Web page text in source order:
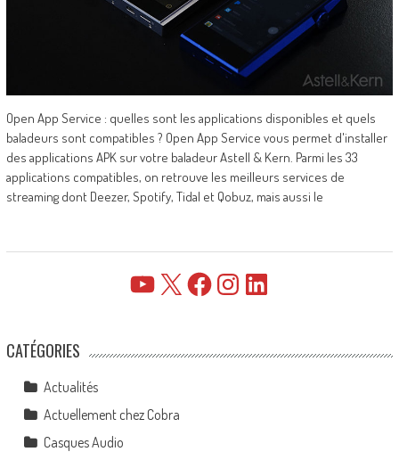
Open App Service : quelles sont les applications disponibles et quels
baladeurs sont compatibles ? Open App Service vous permet d'installer
des applications APK sur votre baladeur Astell & Kern. Parmi les 33
applications compatibles, on retrouve les meilleurs services de
streaming dont Deezer, Spotify, Tidal et Qobuz, mais aussi le
YouTube FacebookInstagramLinkedIn
CATÉGORIES
Actualités
Actuellement chez Cobra
Casques Audio